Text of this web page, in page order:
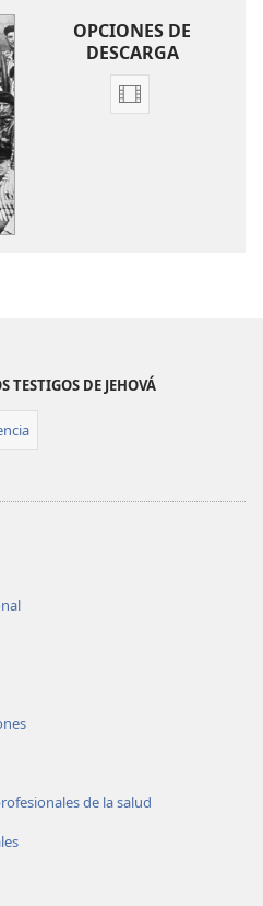
OPCIONES DE
DESCARGA
Opciones
TESTIGOS DE JEHOVÁ
de la salud